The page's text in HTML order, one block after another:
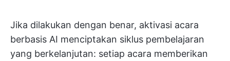
Jika dilakukan dengan benar, aktivasi acara
berbasis AI menciptakan siklus pembelajaran
yang berkelanjutan: setiap acara memberikan